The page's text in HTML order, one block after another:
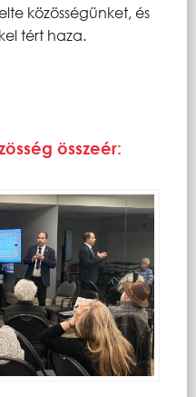
közösségünket, és
tért haza.
összeér: